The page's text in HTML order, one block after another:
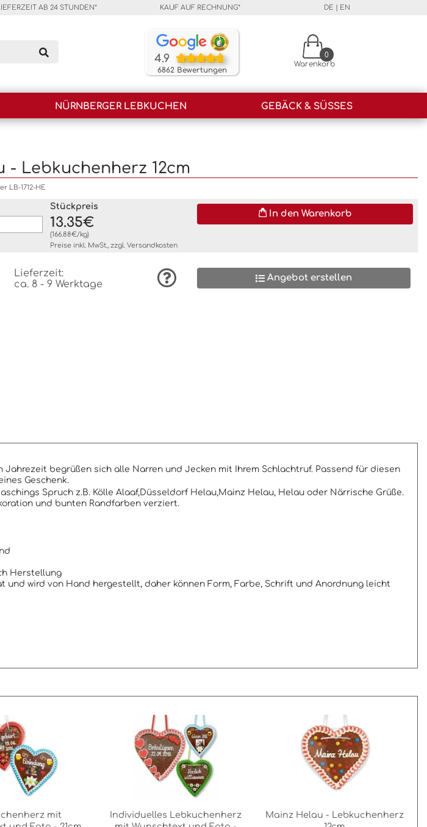
AB 24 STUNDEN* KAUF AUF RECHNUNG* DE | EN
Unsere Kunden bewerten unsere Produkte und
4.9
6862 Bewertungen
Warenkorb
0
NÜRNBERGER LEBKUCHEN GEBÄCK & SÜSSES
- Lebkuchenherz 12cm
LB-1712-HE
Stückpreis
13.35€
(166.88€/kg)
Preise inkl. MwSt., zzgl. Versandkosten
In den Warenkorb
Lieferzeit:
ca. 8 - 9 Werktage
Angebot erstellen
begrüßen sich alle Narren und Jecken mit Ihrem Schlachtruf. Passend für diesen
Geschenk.
Spruch z.B. Kölle Alaaf,Düsseldorf Helau,Mainz Helau, Helau oder Närrische Grüße.
und bunten Randfarben verziert.
Herstellung
und wird von Hand hergestellt, daher können Form, Farbe, Schrift und Anordnung leicht
mit
Individuelles Lebkuchenherz
Mainz Helau - Lebkuchenherz